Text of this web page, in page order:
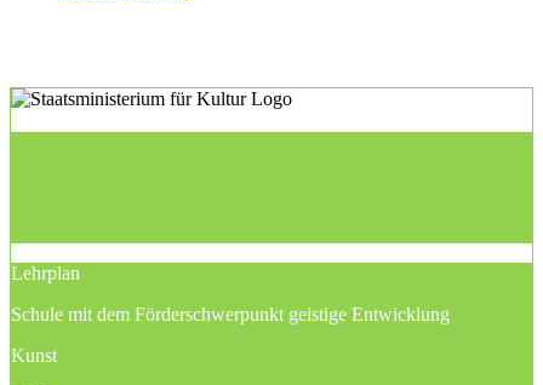
Lehrplan
Schule mit dem Förderschwerpunkt geistige Entwicklung
Kunst